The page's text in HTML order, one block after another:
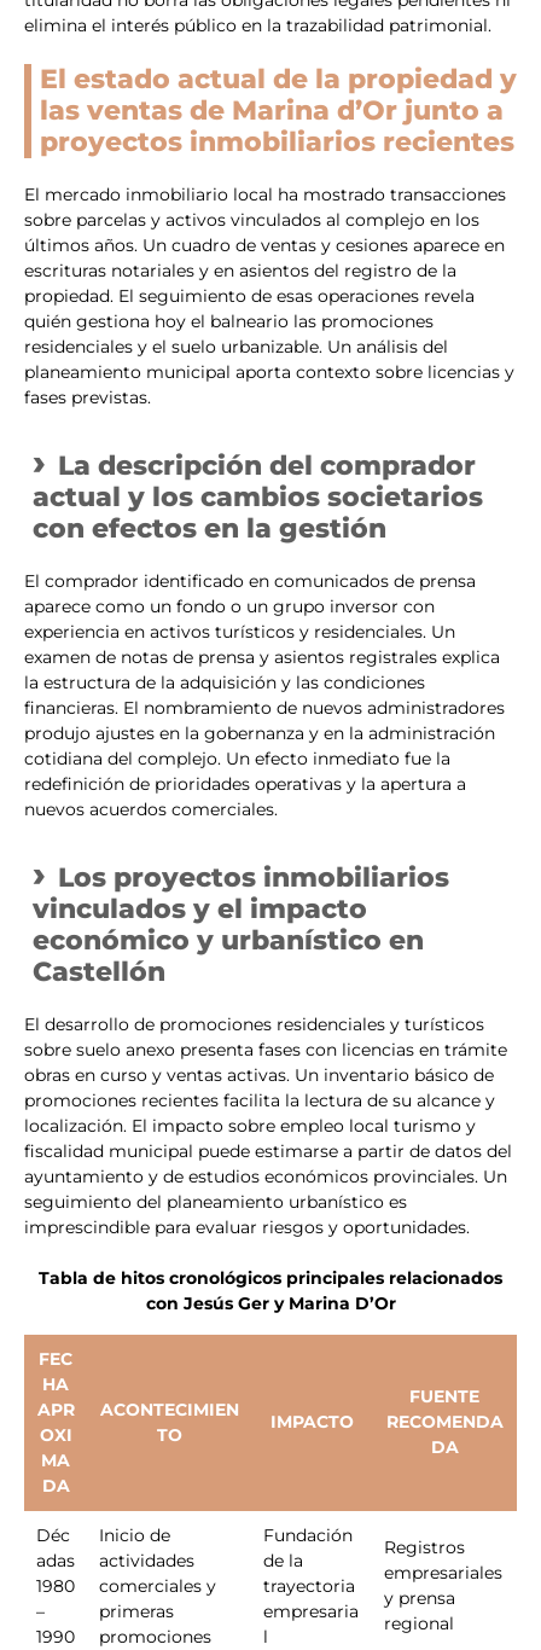
elimina el interés público en la trazabilidad patrimonial.
El estado actual de la propiedad y
las ventas de Marina d’Or junto a
proyectos inmobiliarios recientes
El mercado inmobiliario local ha mostrado transacciones
sobre parcelas y activos vinculados al complejo en los
últimos años. Un cuadro de ventas y cesiones aparece en
escrituras notariales y en asientos del registro de la
propiedad. El seguimiento de esas operaciones revela
quién gestiona hoy el balneario las promociones
residenciales y el suelo urbanizable. Un análisis del
planeamiento municipal aporta contexto sobre licencias y
fases previstas.
La descripción del comprador
actual y los cambios societarios
con efectos en la gestión
El comprador identificado en comunicados de prensa
aparece como un fondo o un grupo inversor con
experiencia en activos turísticos y residenciales. Un
examen de notas de prensa y asientos registrales explica
la estructura de la adquisición y las condiciones
financieras. El nombramiento de nuevos administradores
produjo ajustes en la gobernanza y en la administración
cotidiana del complejo. Un efecto inmediato fue la
redefinición de prioridades operativas y la apertura a
nuevos acuerdos comerciales.
Los proyectos inmobiliarios
vinculados y el impacto
económico y urbanístico en
Castellón
El desarrollo de promociones residenciales y turísticos
sobre suelo anexo presenta fases con licencias en trámite
obras en curso y ventas activas. Un inventario básico de
promociones recientes facilita la lectura de su alcance y
localización. El impacto sobre empleo local turismo y
fiscalidad municipal puede estimarse a partir de datos del
ayuntamiento y de estudios económicos provinciales. Un
seguimiento del planeamiento urbanístico es
imprescindible para evaluar riesgos y oportunidades.
Tabla de hitos cronológicos principales relacionados
con Jesús Ger y Marina D’Or
FEC
HA
APR
OXI
MA
DA
ACONTECIMIEN
TO
IMPACTO
FUENTE
RECOMENDA
DA
Déc
adas
1980
–
1990
Inicio de
actividades
comerciales y
primeras
promociones
Fundación
de la
trayectoria
empresaria
l
Registros
empresariales
y prensa
regional